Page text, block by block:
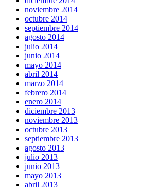
noviembre 2014
octubre 2014
septiembre 2014
agosto 2014
julio 2014
junio 2014
mayo 2014
abril 2014
marzo 2014
febrero 2014
enero 2014
diciembre 2013
noviembre 2013
octubre 2013
septiembre 2013
agosto 2013
julio 2013
junio 2013
mayo 2013
abril 2013